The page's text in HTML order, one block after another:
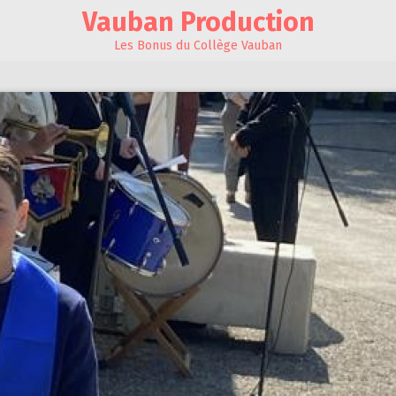
Vauban Production
Les Bonus du Collège Vauban